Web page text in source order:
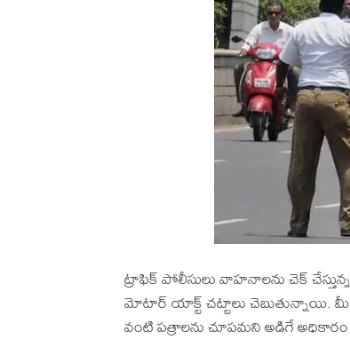
ట్రాఫిక్ పోలీసులు వాహనాలను చెక్
మోటార్ యాక్ట్ చట్టాలు చెబుతున్నాయి. మీ
వంటి పత్రాలను చూపమని అడిగే